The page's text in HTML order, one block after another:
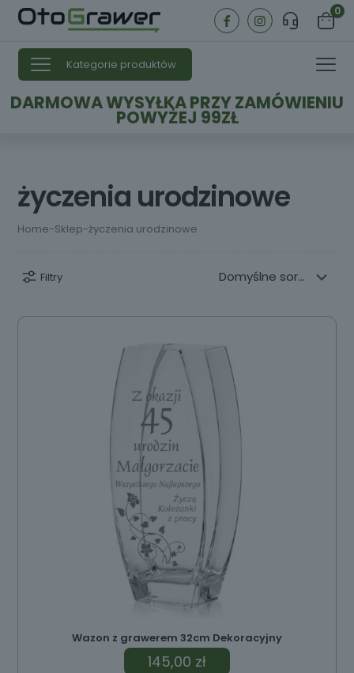
0
Kategorie produktów
DARMOWA WYSYŁKA PRZY ZAMÓWIENIU
POWYŻEJ 99ZŁ
życzenia urodzinowe
Home-Sklep-życzenia urodzinowe
Filtry
Wazon z grawerem 32cm Dekoracyjny
145,00 zł